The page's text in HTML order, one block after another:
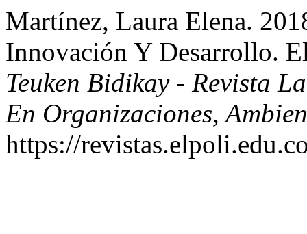
Martínez, Laura Elena.
Innovación Y Desarrollo.
Teuken Bidikay - Revista
En Organizaciones,
https://